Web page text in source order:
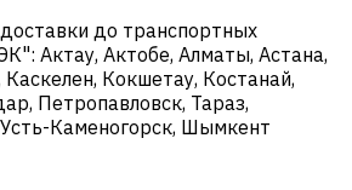
до транспортных
Актау, Актобе, Алматы, Астана,
Кокшетау, Костанай,
Петропавловск, Тараз,
Каменогорск, Шымкент